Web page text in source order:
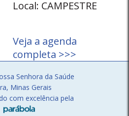
Local: CAMPESTRE
Veja a agenda
completa >>>
Senhora da Saúde
Minas Gerais
com excelência pela